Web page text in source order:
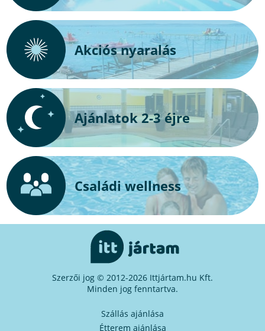
Akciós nyaralás
Ajánlatok 2-3 éjre
Családi wellness
Szerzői jog © 2012-2026 Ittjártam.hu Kft.
Minden jog fenntartva.
Szállás ajánlása
Étterem ajánlása